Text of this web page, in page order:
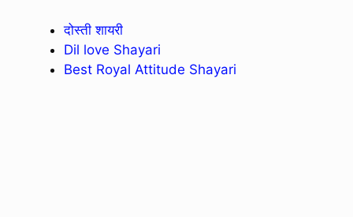
दोस्ती शायरी
Dil love Shayari
Best Royal Attitude Shayari